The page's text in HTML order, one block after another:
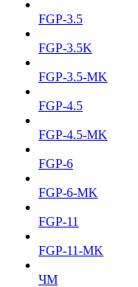
FGP-3.5
FGP-3.5K
FGP-3.5-MK
FGP-4.5
FGP-4.5-MK
FGP-6
FGP-6-MK
FGP-11
FGP-11-MK
ЧМ